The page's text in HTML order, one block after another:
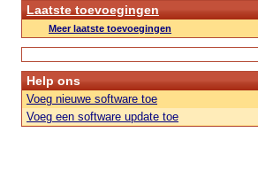
Laatste toevoegingen
Meer laatste toevoegingen
Help ons
Voeg nieuwe software toe
Voeg een software update toe